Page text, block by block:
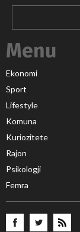
Menu
Ekonomi
Sport
Lifestyle
Komuna
Kuriozitete
Rajon
Psikologji
Femra